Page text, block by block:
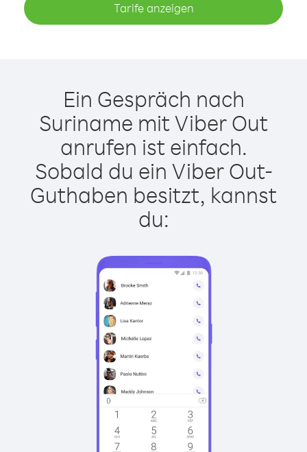
Tarife anzeigen
Ein Gespräch nach
Suriname mit Viber Out
anrufen ist einfach.
Sobald du ein Viber Out-
Guthaben besitzt, kannst
du: